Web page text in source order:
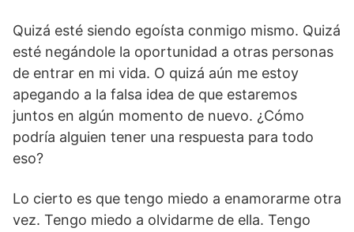
Quizá esté siendo egoísta conmigo mismo. Quizá
esté negándole la oportunidad a otras personas
de entrar en mi vida. O quizá aún me estoy
apegando a la falsa idea de que estaremos
juntos en algún momento de nuevo. ¿Cómo
podría alguien tener una respuesta para todo
eso?
Lo cierto es que tengo miedo a enamorarme otra
vez. Tengo miedo a olvidarme de ella. Tengo